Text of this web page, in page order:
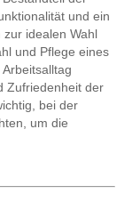
und ein
idealen Wahl
und Pflege eines
Zufriedenheit der
bei der
um die